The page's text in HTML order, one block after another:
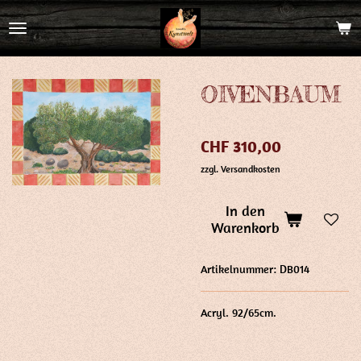
Zum
Hauptinhalt
springen
OIVENBAUM
CHF 310,00
zzgl. Versandkosten
In den
Warenkorb
Artikelnummer: DB014
Acryl. 92/65cm.